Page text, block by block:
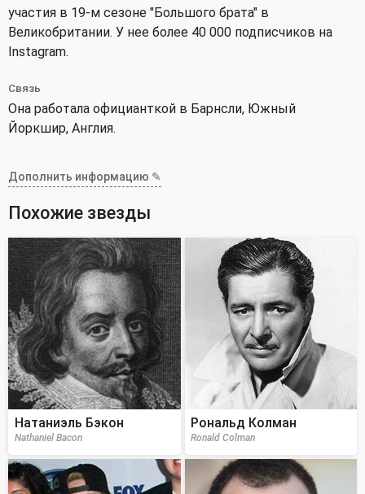
участия в 19-м сезоне "Большого брата" в
Великобритании. У нее более 40 000 подписчиков на
Instagram.
Связь
Она работала официанткой в Барнсли, Южный
Йоркшир, Англия.
Дополнить информацию ✎
Похожие звезды
Натаниэль Бэкон
Nathaniel Bacon
Рональд Колман
Ronald Colman